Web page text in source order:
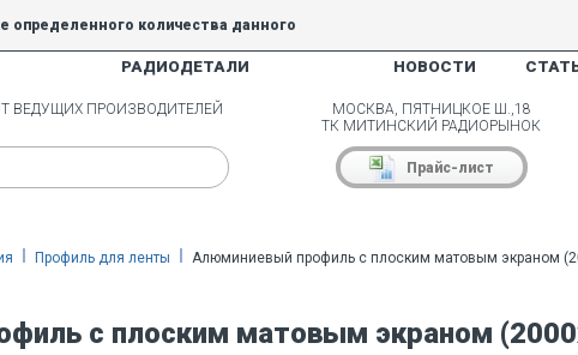
определенного количества данного
РАДИОДЕТАЛИ НОВОСТИ
ВЕДУЩИХ ПРОИЗВОДИТЕЛЕЙ
МОСКВА, ПЯТНИЦКОЕ Ш.,18
ТК МИТИНСКИЙ РАДИОРЫНОК
Прайс-лист
Профиль для ленты Алюминиевый профиль с плоским матовым экраном
с плоским матовым экраном